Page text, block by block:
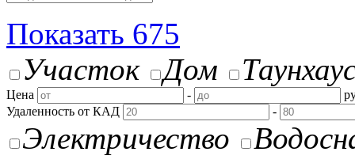
Показать 675
Участок
Дом
Цена -
Удаленность от КАД
-
Электричество